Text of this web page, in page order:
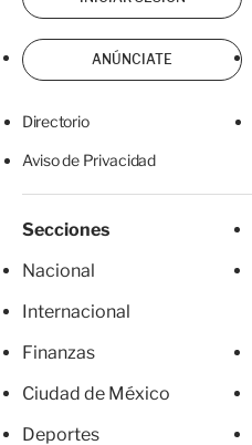
ANÚNCIATE
Directorio
Aviso de Privacidad
Secciones
Nacional
Internacional
Finanzas
Ciudad de México
Deportes